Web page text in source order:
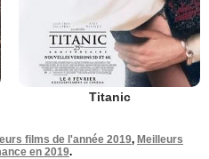
Titanic
films de l'année 2019, Meilleurs
en 2019.